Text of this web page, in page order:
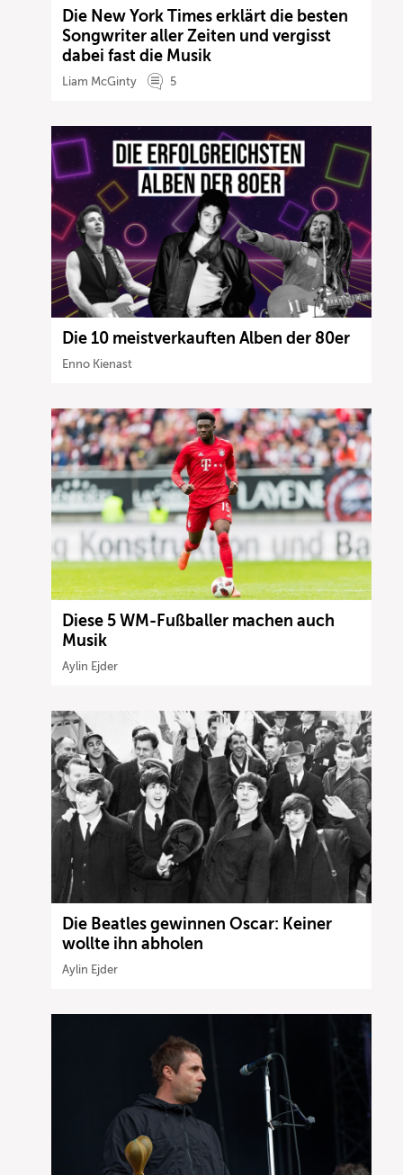
Die New York Times erklärt die besten
Songwriter aller Zeiten und vergisst
dabei fast die Musik
Liam McGinty 5
Die 10 meistverkauften Alben der 80er
Enno Kienast
Diese 5 WM-Fußballer machen auch
Musik
Aylin Ejder
Die Beatles gewinnen Oscar: Keiner
wollte ihn abholen
Aylin Ejder